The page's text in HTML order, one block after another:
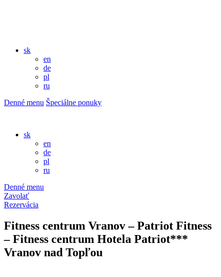
sk
en
de
pl
ru
Denné menu Špeciálne ponuky
sk
en
de
pl
ru
Denné menu
Zavolať
Rezervácia
Fitness centrum Vranov – Patriot Fitness
– Fitness centrum Hotela Patriot***
Vranov nad Topľou